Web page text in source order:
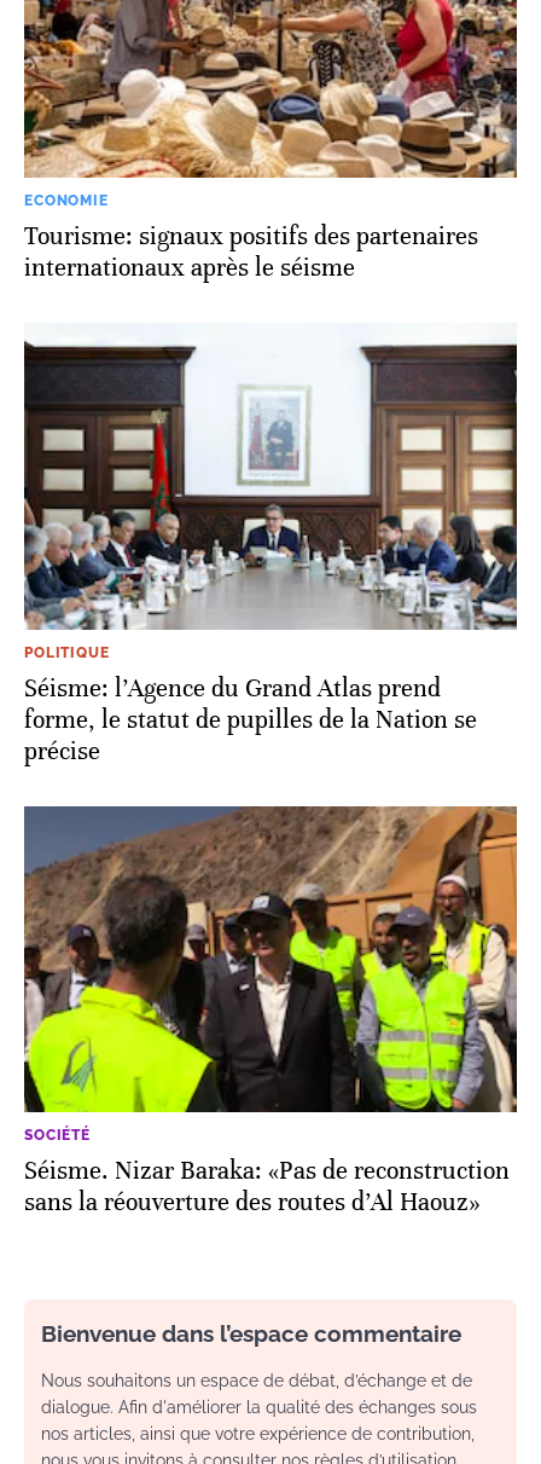
ECONOMIE
Tourisme: signaux positifs des partenaires
internationaux après le séisme
POLITIQUE
Séisme: l’Agence du Grand Atlas prend
forme, le statut de pupilles de la Nation se
précise
SOCIÉTÉ
Séisme. Nizar Baraka: «Pas de reconstruction
sans la réouverture des routes d’Al Haouz»
Bienvenue dans l’espace commentaire
Nous souhaitons un espace de débat, d’échange et de
dialogue. Afin d'améliorer la qualité des échanges sous
nos articles, ainsi que votre expérience de contribution,
nous vous invitons à consulter nos règles d’utilisation.